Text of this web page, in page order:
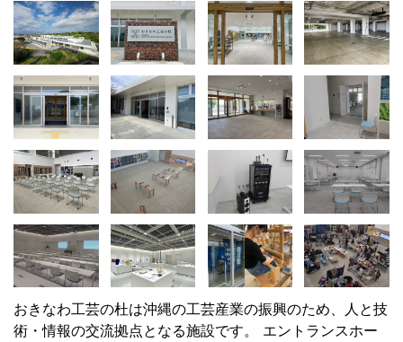
おきなわ工芸の杜は沖縄の工芸産業の振興のため、人と技
術・情報の交流拠点となる施設です。 エントランスホー